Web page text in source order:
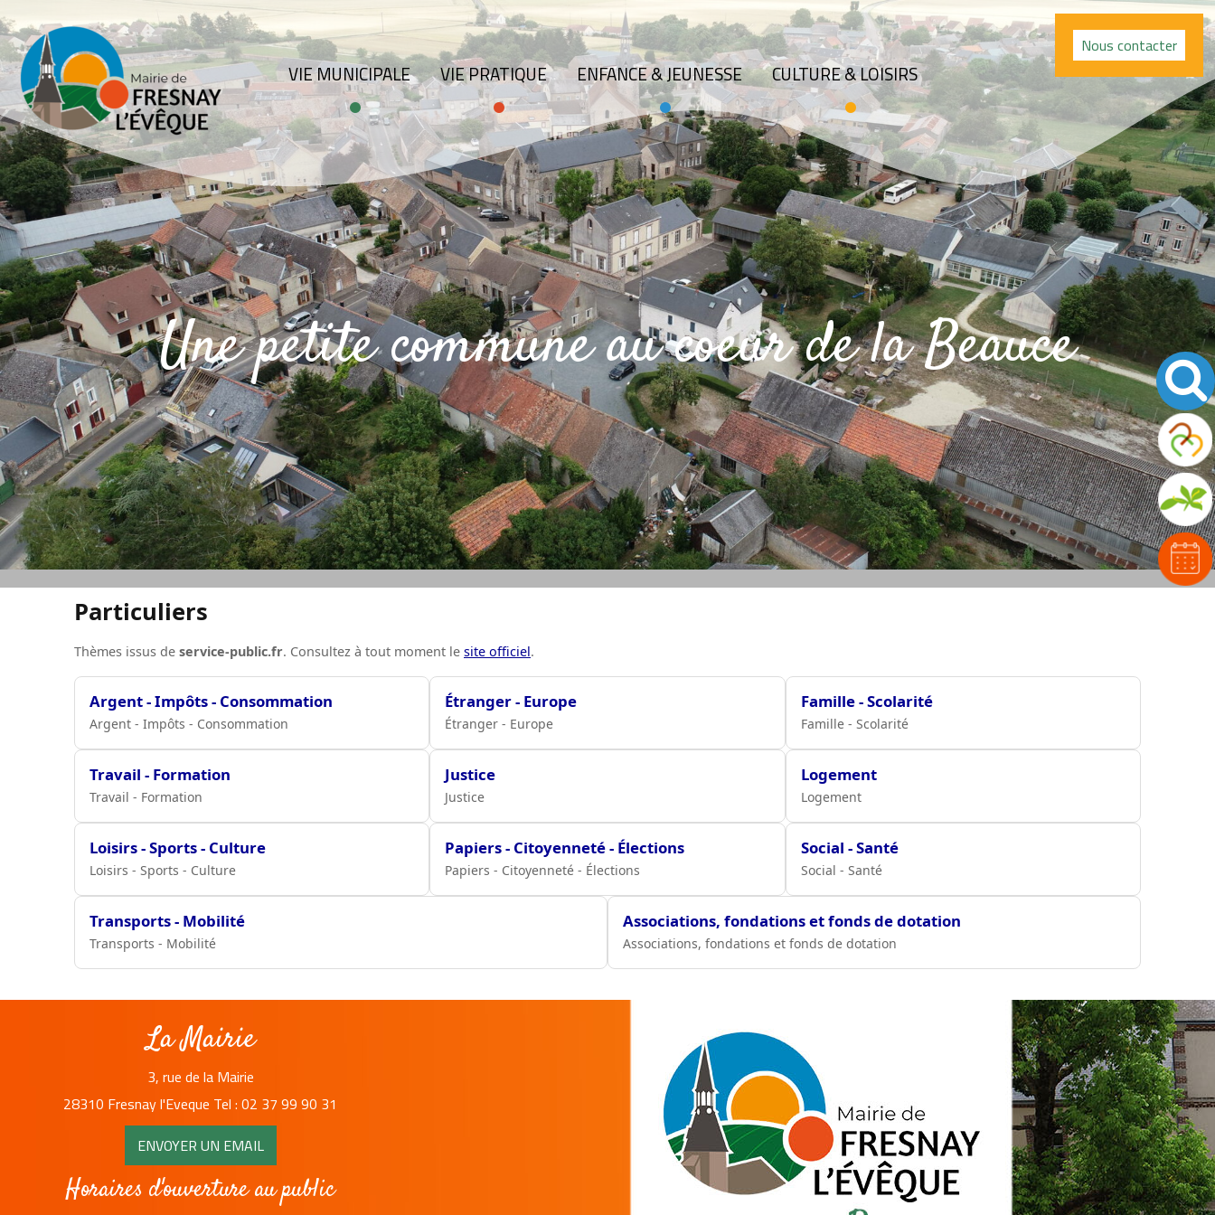
Nous contacter
VIE MUNICIPALE VIE PRATIQUE ENFANCE & JEUNESSE CULTURE & LOISIRS
Une petite commune au coeur de la Beauce
Particuliers
Thèmes issus de service-public.fr. Consultez à tout moment le site officiel.
Argent - Impôts - Consommation
Argent - Impôts - Consommation
Étranger - Europe
Étranger - Europe
Famille - Scolarité
Famille - Scolarité
Travail - Formation
Travail - Formation
Justice
Justice
Logement
Logement
Loisirs - Sports - Culture
Loisirs - Sports - Culture
Papiers - Citoyenneté - Élections
Papiers - Citoyenneté - Élections
Social - Santé
Social - Santé
Transports - Mobilité
Transports - Mobilité
Associations, fondations et fonds de dotation
Associations, fondations et fonds de dotation
La Mairie
3, rue de la Mairie
28310 Fresnay l'Eveque Tel : 02 37 99 90 31
ENVOYER UN EMAIL
Horaires d'ouverture au public